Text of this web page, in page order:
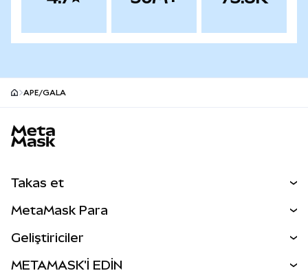
APE/GALA
Takas et
Perps
MetaMask Para
Geliştiriciler
METAMASK'İ EDİN